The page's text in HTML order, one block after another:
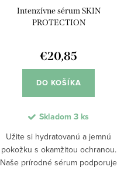
Intenzívne sérum SKIN
PROTECTION
€20,85
DO KOŠÍKA
Skladom 3 ks
Užite si hydratovanú a jemnú
pokožku s okamžitou ochranou.
Naše prírodné sérum podporuje